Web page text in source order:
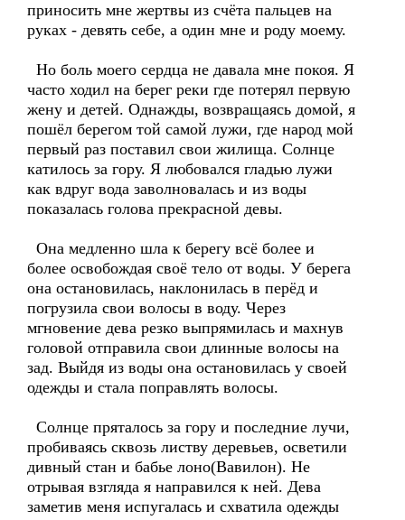
приносить мне жертвы из счёта пальцев на
руках - девять себе, а один мне и роду моему.
Но боль моего сердца не давала мне покоя. Я
часто ходил на берег реки где потерял первую
жену и детей. Однажды, возвращаясь домой, я
пошёл берегом той самой лужи, где народ мой
первый раз поставил свои жилища. Солнце
катилось за гору. Я любовался гладью лужи
как вдруг вода заволновалась и из воды
показалась голова прекрасной девы.
Она медленно шла к берегу всё более и
более освобождая своё тело от воды. У берега
она остановилась, наклонилась в перёд и
погрузила свои волосы в воду. Через
мгновение дева резко выпрямилась и махнув
головой отправила свои длинные волосы на
зад. Выйдя из воды она остановилась у своей
одежды и стала поправлять волосы.
Солнце пряталось за гору и последние лучи,
пробиваясь сквозь листву деревьев, осветили
дивный стан и бабье лоно(Вавилон). Не
отрывая взгляда я направился к ней. Дева
заметив меня испугалась и схватила одежды